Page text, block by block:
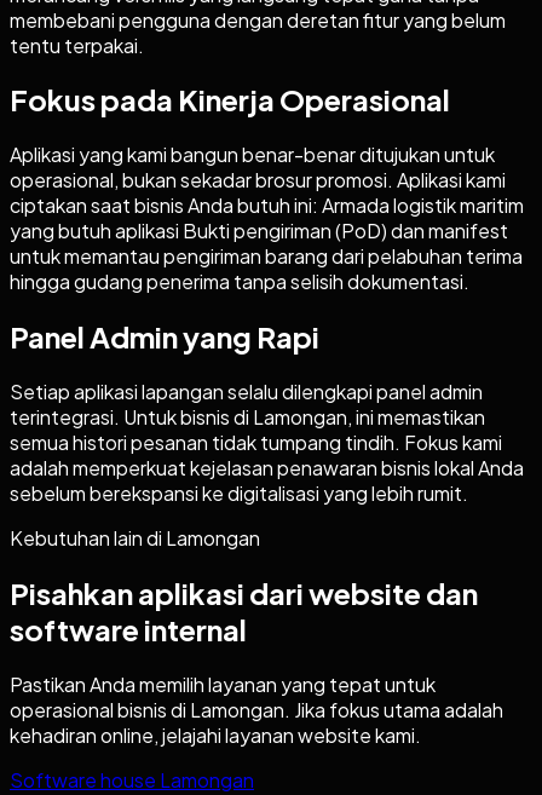
membebani pengguna dengan deretan fitur yang belum
tentu terpakai.
Fokus pada Kinerja Operasional
Aplikasi yang kami bangun benar-benar ditujukan untuk
operasional, bukan sekadar brosur promosi. Aplikasi kami
ciptakan saat bisnis Anda butuh ini: Armada logistik maritim
yang butuh aplikasi Bukti pengiriman (PoD) dan manifest
untuk memantau pengiriman barang dari pelabuhan terima
hingga gudang penerima tanpa selisih dokumentasi.
Panel Admin yang Rapi
Setiap aplikasi lapangan selalu dilengkapi panel admin
terintegrasi. Untuk bisnis di Lamongan, ini memastikan
semua histori pesanan tidak tumpang tindih. Fokus kami
adalah memperkuat kejelasan penawaran bisnis lokal Anda
sebelum berekspansi ke digitalisasi yang lebih rumit.
Kebutuhan lain di Lamongan
Pisahkan aplikasi dari website dan
software internal
Pastikan Anda memilih layanan yang tepat untuk
operasional bisnis di Lamongan. Jika fokus utama adalah
kehadiran online, jelajahi layanan website kami.
Software house Lamongan